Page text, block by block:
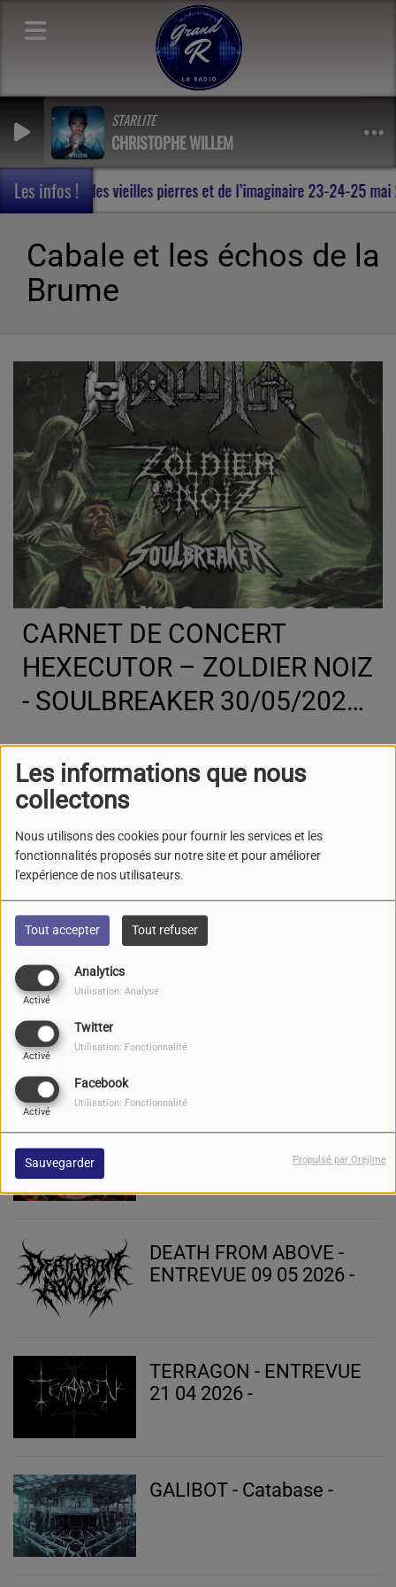
Les informations que nous
collectons
Nous utilisons des cookies pour fournir les services et les
fonctionnalités proposés sur notre site et pour améliorer
l'expérience de nos utilisateurs.
Tout accepter Tout refuser
Analytics
Activé
Utilisation: Analyse
Twitter
Activé
Utilisation: Fonctionnalité
Facebook
Activé
Utilisation: Fonctionnalité
Sauvegarder Propulsé par Orejime
STARLITE
CHRISTOPHE WILLEM
Les infos !, au milieu des vieilles pierres et de l’imaginaire 23-24-25
Cabale et les échos de la
Brume
CARNET DE CONCERT
HEXECUTOR – ZOLDIER NOIZ
- SOULBREAKER 30/05/2026
Toulouse
POWER PALADIN -
BADASS COMMANDER -
Intense combat
experiment -
Terres de Rohan , au
mai 2026
CRIMSON GLORY -
Chasing the hydra -
DEATH FROM ABOVE -
ENTREVUE 09 05 2026 -
TERRAGON - ENTREVUE
21 04 2026 -
GALIBOT - Catabase -